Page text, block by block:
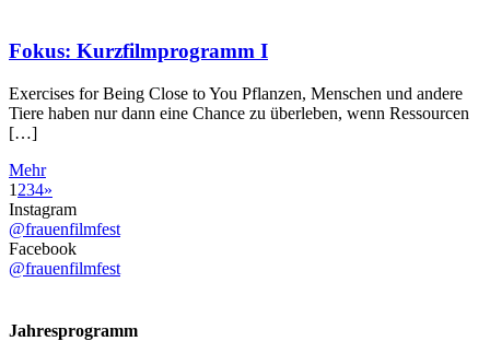
Fokus: Kurzfilmprogramm I
Exercises for Being Close to You Pflanzen, Menschen und andere
Tiere haben nur dann eine Chance zu überleben, wenn Ressourcen
[…]
Mehr
1 234»
Instagram
@frauenfilmfest
Facebook
@frauenfilmfest
Jahresprogramm